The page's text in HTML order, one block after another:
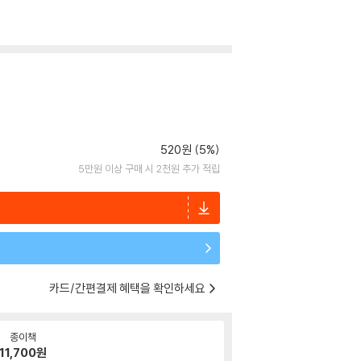
520원 (5%)
5만원 이상 구매 시 2천원 추가 적립
카드/간편결제 혜택을 확인하세요
종이책
원